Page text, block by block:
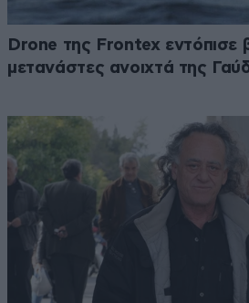
Drone της Frontex εντόπισε
μετανάστες ανοιχτά της